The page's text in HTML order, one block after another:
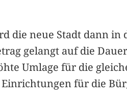
die neue Stadt dann
gelangt auf die
Umlage für die
für die